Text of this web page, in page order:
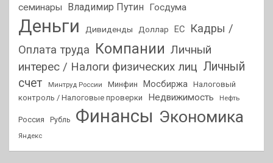
семинары
Владимир Путин Госдума
Деньги Дивиденды Доллар ЕС
Кадры /
Оплата труда Компании Личный
интерес / Налоги физических лиц Личный
счет
Минтруд России Минфин Мосбиржа Налоговый
контроль / Налоговые проверки
Недвижимость Нефть
Россия Рубль Финансы Экономика
Яндекс